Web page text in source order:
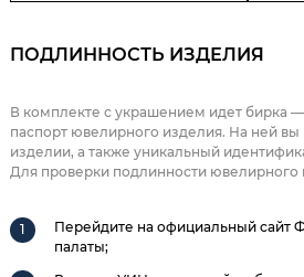
ПОДЛИННОСТЬ ИЗДЕЛИЯ
В комплекте с украшением идет бирка
паспорт ювелирного изделия. На ней
изделии, а также уникальный
Для проверки подлинности ювелирного
Перейдите на официальный сайт
палаты;